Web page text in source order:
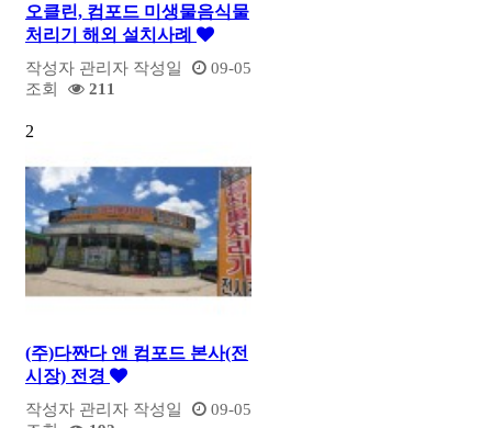
오클린, 컴포드 미생물음식물
처리기 해외 설치사례
작성자 관리자 작성일
09-05
조회
211
2
(주)다짠다 앤 컴포드 본사(전
시장) 전경
작성자 관리자 작성일
09-05